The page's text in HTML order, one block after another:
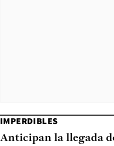
IMPERDIBLES
Anticipan la llegada